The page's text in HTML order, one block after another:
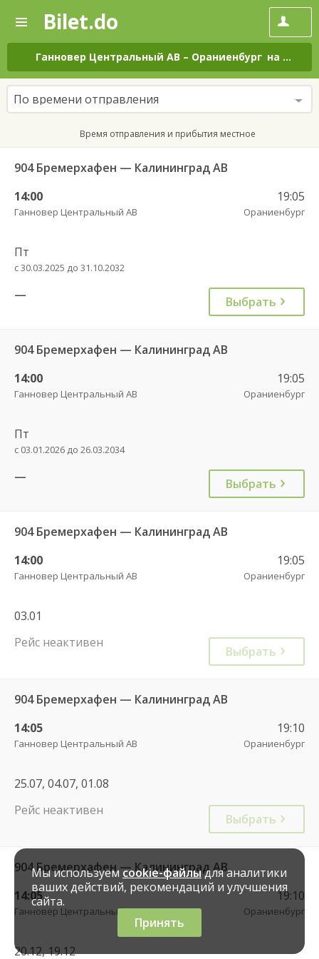
—
Поиск
и
покупка
билетов
на
автобус
онлайн
Bilet.do
Ганновер Центральный АВ – Ораниенбург на все дни
По времени отправления
Время отправления и прибытия местное
904 Бремерхафен — Калининград АВ
14:00
Ганновер Центральный АВ
19:05
Ораниенбург
Пт
с 30.03.2025 до 31.10.2032
— Выбрать
904 Бремерхафен — Калининград АВ
14:00
Ганновер Центральный АВ
19:05
Ораниенбург
Пт
с 03.01.2026 до 26.03.2034
— Выбрать
904 Бремерхафен — Калининград АВ
14:00
Ганновер Центральный АВ
19:05
Ораниенбург
03.01
Рейс неактивен
Выбрать
904 Бремерхафен — Калининград АВ
14:05
Ганновер Центральный АВ
19:10
Ораниенбург
25.07, 04.07, 01.08
Рейс неактивен
Выбрать
904 Бремерхафен — Калининград АВ
14:05
Ганновер Центральный АВ
19:10
Ораниенбург
20.12, 19.12
Мы используемcookie-файлыдля аналитики
ваших действий, рекомендаций и улучшения
сайта.
Принять